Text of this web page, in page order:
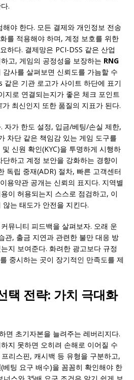
.
야 한다. 모든 결제와 개인정보 전송
를 적용해야 하며, 계정 보호를 위한
하다. 결제망은 PCI-DSS 같은 산업
고, 게임의 공정성을 보장하는 RNG
사를 살펴보면 신뢰도를 가늠할 수
같은 기관 로고가 사이트 하단에 표기
지로 연결되는지가 좋은 체크 포인트
가 최신인지 또한 품질의 지표가 된다.
자가 한도 설정, 입금/베팅/손실 제한,
차단 같은 책임감 있는 게임 도구를
신원 확인(KYC)을 투명하게 시행하
하고 계정 보안을 강화하는 경향이
독립 중재(ADR) 절차, 빠른 고객센터
용약관 공개는 신뢰의 표지다. 지역별
이 허용되는지 스스로 점검하고, 이
는 태도가 안전을 지킨다.
뮤니티 피드백을 살펴보자. 오래 운
관, 출금 지연과 관련한 불만 대응 방
지 보여준다. 화려한 광고보다 규정
중시하는 곳이 장기적인 만족도를 제
택 전략: 가치 극대화
면 초기자본을 늘려주는 레버리지다.
지 못하면 오히려 손해로 이어질 수
리스핀, 캐시백 등 유형을 구분하고,
(베팅 요구 배수)을 꼼꼼히 확인해야 한